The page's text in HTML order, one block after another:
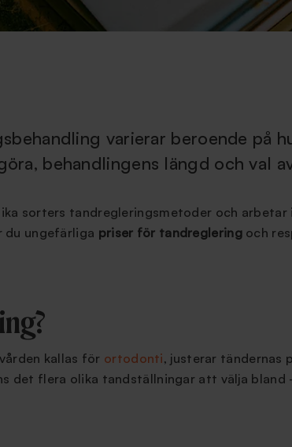
varierar beroende på
behandlingens längd och val
sorters tandregleringsmetoder och arbetar
du ungefärliga priser för tandregleringoch
kallas för ortodonti, justerar tändernas
det flera olika tandställningar att välja bland